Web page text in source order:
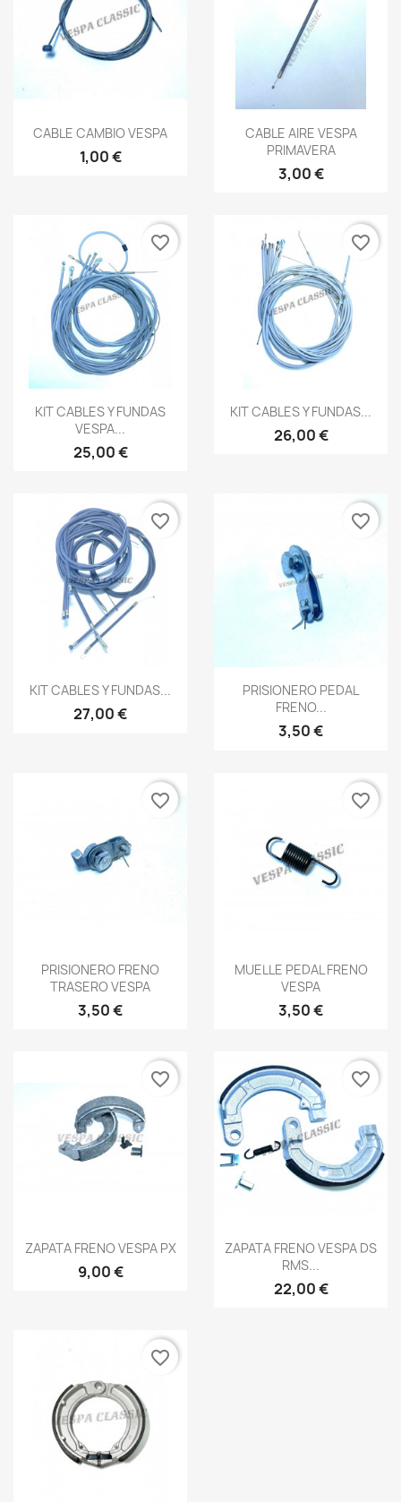
Vista rápida
CABLE CAMBIO VESPA
1,00 €
Vista rápida
CABLE AIRE VESPA
PRIMAVERA
3,00 €
Vista rápida
KIT CABLES Y FUNDAS
VESPA...
25,00 €
favorite_border
Vista rápida
KIT CABLES Y FUNDAS...
26,00 €
favorite_border
Vista rápida
KIT CABLES Y FUNDAS...
27,00 €
favorite_border
Vista rápida
PRISIONERO PEDAL
FRENO...
3,50 €
favorite_border
Vista rápida
PRISIONERO FRENO
TRASERO VESPA
3,50 €
favorite_border
 Vista rápida
MUELLE PEDAL FRENO
VESPA
3,50 €
favorite_border
Vista rápida
ZAPATA FRENO VESPA PX
9,00 €
favorite_border
 Vista rápida
ZAPATA FRENO VESPA DS
RMS...
22,00 €
favorite_border
favorite_border